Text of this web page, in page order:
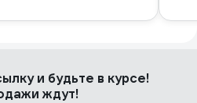
и будьте в курсе!
ждут!